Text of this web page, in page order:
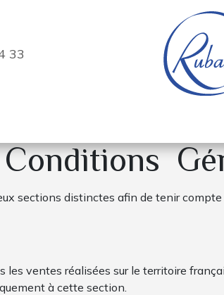
33
Conditions
sections distinctes afin de tenir
les ventes réalisées sur le territoire
à cette section.